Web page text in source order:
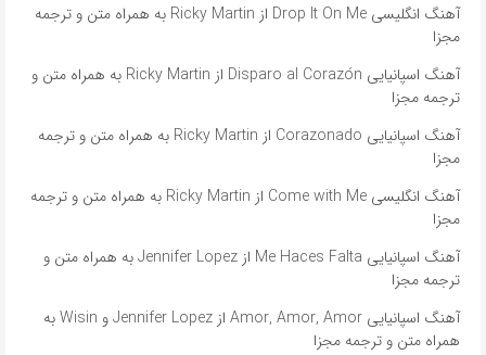
آهنگ انگلیسی Drop It On Me از Ricky Martin به همراه متن و ترجمه
مجزا
آهنگ اسپانیایی Disparo al Corazón از Ricky Martin به همراه متن و
ترجمه مجزا
آهنگ اسپانیایی Corazonado از Ricky Martin به همراه متن و ترجمه
مجزا
آهنگ انگلیسی Come with Me از Ricky Martin به همراه متن و ترجمه
مجزا
آهنگ اسپانیایی Me Haces Falta از Jennifer Lopez به همراه متن و
ترجمه مجزا
آهنگ اسپانیایی Amor, Amor, Amor از Jennifer Lopez و Wisin به
همراه متن و ترجمه مجزا